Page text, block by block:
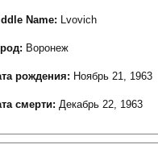
Name: Lvovich
Воронеж
рождения: Ноябрь 21, 1963
смерти: Декабрь 22, 1963